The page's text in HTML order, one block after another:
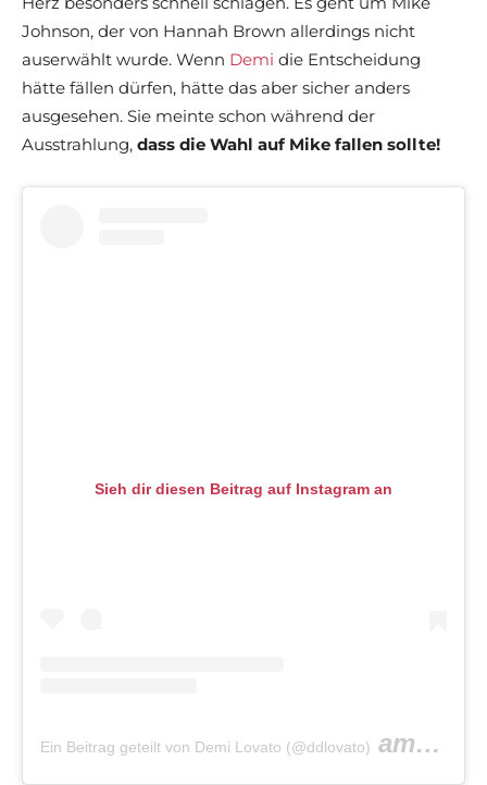
Johnson, der von Hannah Brown allerdings nicht
auserwählt wurde. Wenn Demi die Entscheidung
hätte fällen dürfen, hätte das aber sicher anders
ausgesehen. Sie meinte schon während der
Ausstrahlung, dass die Wahl auf Mike fallen sollte!
Sieh dir diesen Beitrag auf Instagram an
Ein Beitrag geteilt von Demi Lovato (@ddlovato) am Jul 30,